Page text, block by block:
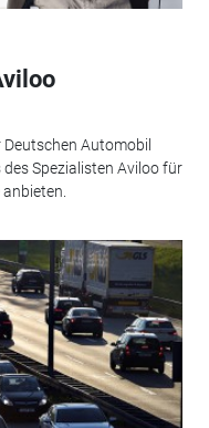
Automobil
Spezialisten Aviloo für